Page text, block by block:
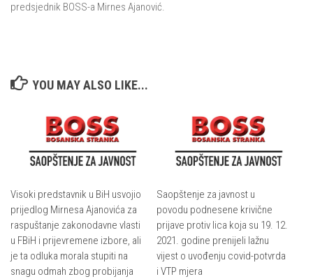
predsjednik BOSS-a Mirnes Ajanović.
YOU MAY ALSO LIKE...
Visoki predstavnik u BiH usvojio
prijedlog Mirnesa Ajanovića za
raspuštanje zakonodavne vlasti
u FBiH i prijevremene izbore, ali
je ta odluka morala stupiti na
snagu odmah zbog probijanja
Saopštenje za javnost u
povodu podnesene krivične
prijave protiv lica koja su 19. 12.
2021. godine prenijeli lažnu
vijest o uvođenju covid-potvrda
i VTP mjera